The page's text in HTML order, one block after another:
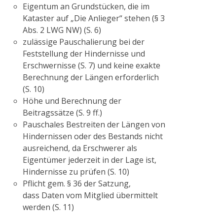
Mündung
Radtour zum historischen Wehr
2017
Gewässerausbau Cloer am Bettrather Dyk
Sohlschalenentnahme
Radtour „Wasserwirtschaft rund um Grefrath“
Radtour „Hochwasservorsorge am Hammer
Eigentum an Grundstücken, die im
Kataster auf „Die Anlieger“ stehen (§ 3
Abs. 2 LWG NW) (S. 6)
zulässige Pauschalierung bei der
Feststellung der Hindernisse und
Erschwernisse (S. 7) und keine exakte
Berechnung der Längen erforderlich
(S. 10)
Höhe und Berechnung der
Beitragssätze (S. 9 ff.)
Pauschales Bestreiten der Längen von
Hindernissen oder des Bestands nicht
ausreichend, da Erschwerer als
Eigentümer jederzeit in der Lage ist,
Hindernisse zu prüfen (S. 10)
Pflicht gem. § 36 der Satzung,
dass Daten vom Mitglied übermittelt
werden (S. 11)